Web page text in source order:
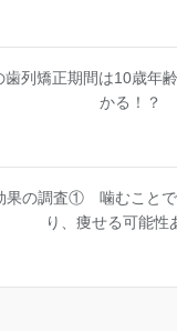
歯列矯正期間は10歳年
かる！？
果の調査① 噛むことで
り、痩せる可能性